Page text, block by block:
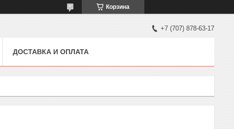
Корзина
+7 (707) 878-63-17
ДОСТАВКА И ОПЛАТА